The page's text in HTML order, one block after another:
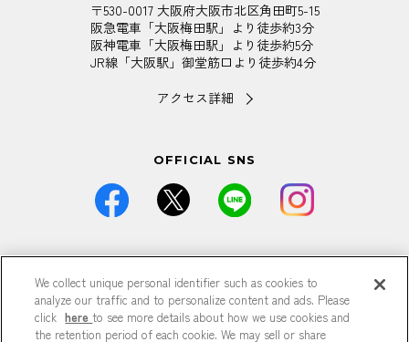
〒530-0017 大阪府大阪市北区角田町5-15
阪急電車「大阪梅田駅」より徒歩約3分
阪神電車「大阪梅田駅」より徒歩約5分
JR線「大阪駅」御堂筋口より徒歩約4分
アクセス詳細
OFFICIAL SNS
掲載している情報は予告なく仕様・デザイン・価格等が変更と
なる場合がございます。
掲載している情報は各記事が公開された時点のもので、現在と
異なる可能性がございます。
We collect unique personal identifier such as cookies to
analyze our traffic and to personalize content and ads. Please
click hereto see more details about how we use cookies and
the retention period of each cookie. We may sell or share